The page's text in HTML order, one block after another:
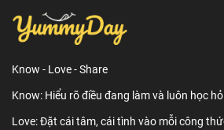
Know - Love - Share
Know: Hiểu rõ điều đang làm và luôn học
Love: Đặt cái tâm, cái tình vào mỗi công